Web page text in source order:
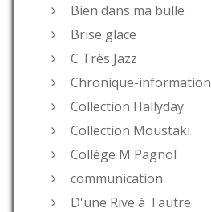
Bien dans ma bulle
Brise glace
C Très Jazz
Chronique-information
Collection Hallyday
Collection Moustaki
Collège M Pagnol
communication
D'une Rive à l'autre